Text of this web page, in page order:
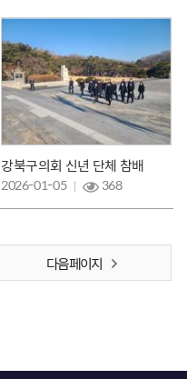
강북구의회 신년 단체 참배
2026-01-05
368
다음 페이지